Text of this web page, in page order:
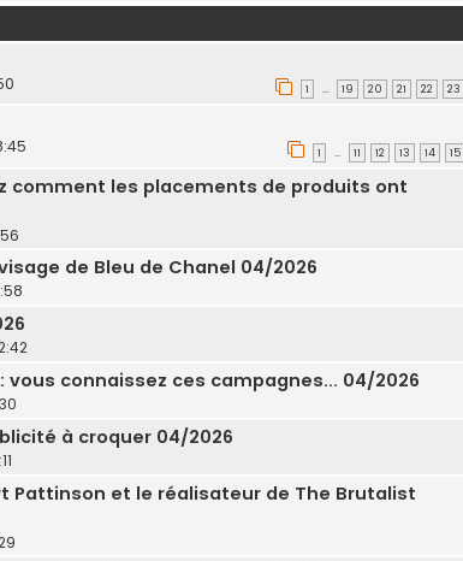
1 … 19 20 21 22 23
1 … 11 12 13 14 15
comment les placements de produits ont
de Bleu de Chanel 04/2026
vous connaissez ces campagnes... 04/2026
à croquer 04/2026
Pattinson et le réalisateur de The Brutalist